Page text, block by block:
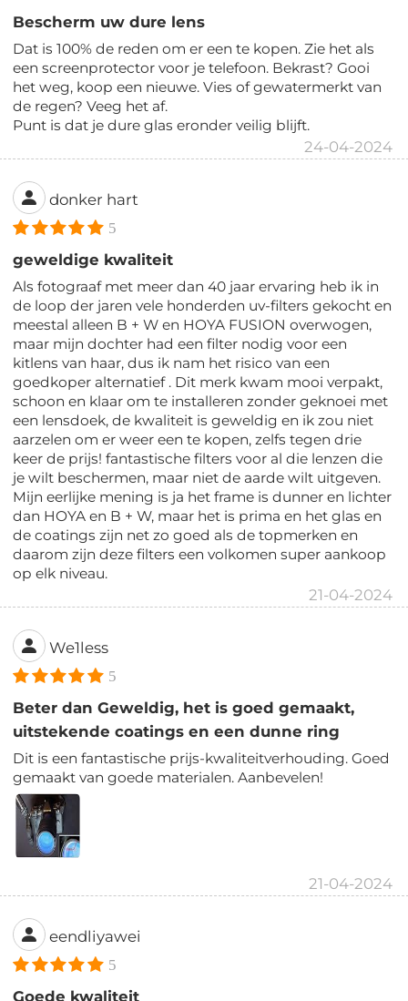
Bescherm uw dure lens
Dat is 100% de reden om er een te kopen. Zie het als
een screenprotector voor je telefoon. Bekrast? Gooi
het weg, koop een nieuwe. Vies of gewatermerkt van
de regen? Veeg het af.
Punt is dat je dure glas eronder veilig blijft.
24-04-2024
donker hart
5
geweldige kwaliteit
Als fotograaf met meer dan 40 jaar ervaring heb ik in
de loop der jaren vele honderden uv-filters gekocht en
meestal alleen B + W en HOYA FUSION overwogen,
maar mijn dochter had een filter nodig voor een
kitlens van haar, dus ik nam het risico van een
goedkoper alternatief . Dit merk kwam mooi verpakt,
schoon en klaar om te installeren zonder geknoei met
een lensdoek, de kwaliteit is geweldig en ik zou niet
aarzelen om er weer een te kopen, zelfs tegen drie
keer de prijs! fantastische filters voor al die lenzen die
je wilt beschermen, maar niet de aarde wilt uitgeven.
Mijn eerlijke mening is ja het frame is dunner en lichter
dan HOYA en B + W, maar het is prima en het glas en
de coatings zijn net zo goed als de topmerken en
daarom zijn deze filters een volkomen super aankoop
op elk niveau.
21-04-2024
We1less
5
Beter dan Geweldig, het is goed gemaakt,
uitstekende coatings en een dunne ring
Dit is een fantastische prijs-kwaliteitverhouding. Goed
gemaakt van goede materialen. Aanbevelen!
21-04-2024
eendliyawei
5
Goede kwaliteit